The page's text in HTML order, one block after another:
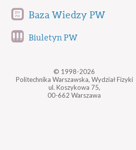
Baza Wiedzy PW
Biuletyn PW
© 1998-2026
Politechnika Warszawska, Wydział Fizyki
ul. Koszykowa 75,
00-662 Warszawa